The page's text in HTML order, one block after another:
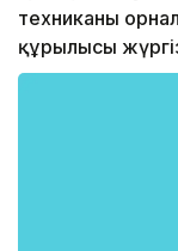
техниканы
құрылысы